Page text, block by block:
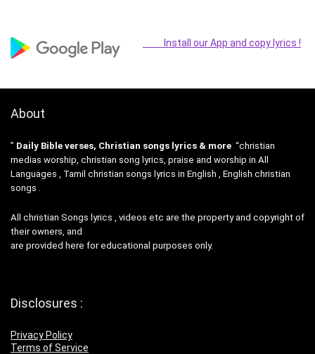
Install our App and copy lyrics !
About
” Daily Bible verses, Christian songs lyrics & more “christian
medias worship, christian song lyrics, praise and worship in All
Languages , Tamil christian songs lyrics in English , English christian
songs .
All christian Songs lyrics , videos etc are the property and copyright of
their owners, and
are provided here for educational purposes only.
Disclosures :
Privacy Policy
Terms of Service